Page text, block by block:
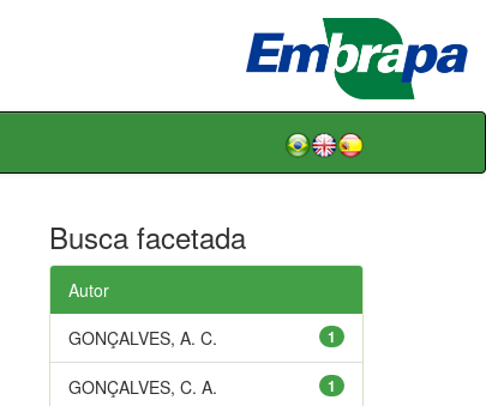
Busca facetada
Autor
1
GONÇALVES, A. C.
1
GONÇALVES, C. A.